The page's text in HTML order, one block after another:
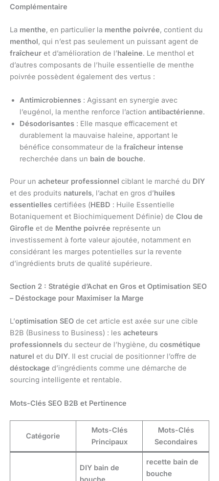
Complémentaire
La menthe, en particulier la menthe poivrée, contient du
menthol, qui n’est pas seulement un puissant agent de
fraîcheur et d’amélioration de l’haleine. Le menthol et
d’autres composants de l’huile essentielle de menthe
poivrée possèdent également des vertus :
Antimicrobiennes : Agissant en synergie avec
l’eugénol, la menthe renforce l’action antibactérienne.
Désodorisantes : Elle masque efficacement et
durablement la mauvaise haleine, apportant le
bénéfice consommateur de la fraîcheur intense
recherchée dans un bain de bouche.
Pour un acheteur professionnel ciblant le marché du DIY
et des produits naturels, l’achat en gros d’huiles
essentielles certifiées (HEBD : Huile Essentielle
Botaniquement et Biochimiquement Définie) de Clou de
Girofle et de Menthe poivrée représente un
investissement à forte valeur ajoutée, notamment en
considérant les marges potentielles sur la revente
d’ingrédients bruts de qualité supérieure.
Section 2 : Stratégie d’Achat en Gros et Optimisation SEO
– Déstockage pour Maximiser la Marge
L’optimisation SEO de cet article est axée sur une cible
B2B (Business to Business) : les acheteurs
professionnels du secteur de l’hygiène, du cosmétique
naturel et du DIY. Il est crucial de positionner l’offre de
déstockage d’ingrédients comme une démarche de
sourcing intelligente et rentable.
Mots-Clés SEO B2B et Pertinence
Catégorie
Mots-Clés
Principaux
Mots-Clés
Secondaires
DIY bain de
recette bain de
bouche